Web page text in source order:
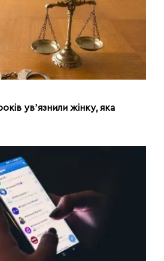
увʼязнили жінку, яка